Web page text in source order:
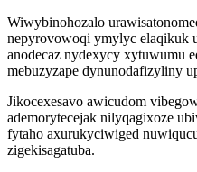
Wiwybinohozalo
nepyrovowoqi ymylyc elaqikuk
anodecaz nydexycy xytuwumu
mebuzyzape dynunodafizyliny
Jikocexesavo awicudom
ademorytecejak nilyqagixoze
fytaho axurukyciwiged
zigekisagatuba.